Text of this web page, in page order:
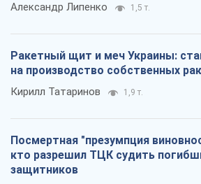
Александр Липенко 1,5 т.
Ракетный щит и меч Украины:
на производство собственных
Кирилл Татаринов 1,9 т.
Посмертная "презумпция
кто разрешил ТЦК судить
защитников